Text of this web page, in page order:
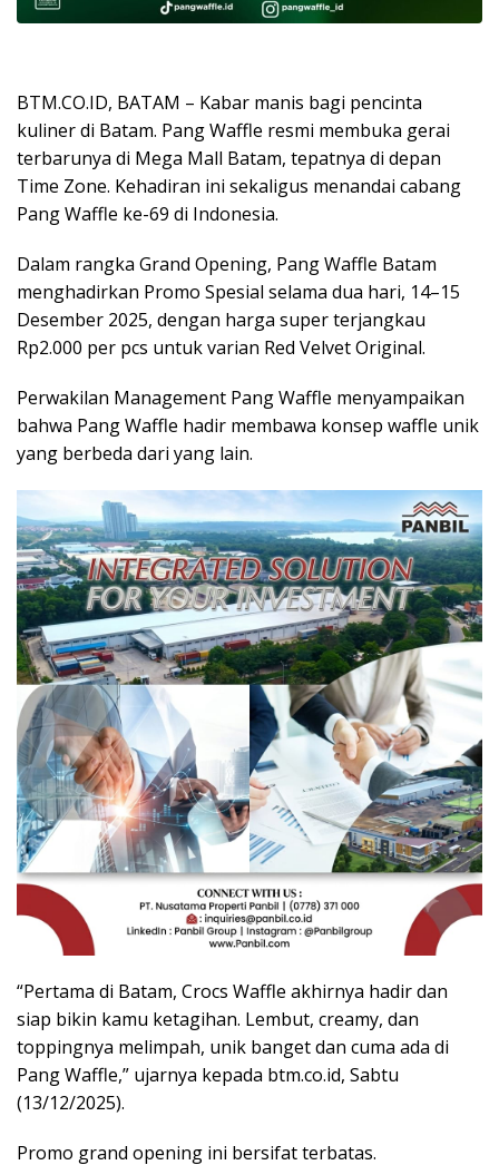
BTM.CO.ID, BATAM – Kabar manis bagi pencinta
kuliner di Batam. Pang Waffle resmi membuka gerai
terbarunya di Mega Mall Batam, tepatnya di depan
Time Zone. Kehadiran ini sekaligus menandai cabang
Pang Waffle ke-69 di Indonesia.
Dalam rangka Grand Opening, Pang Waffle Batam
menghadirkan Promo Spesial selama dua hari, 14–15
Desember 2025, dengan harga super terjangkau
Rp2.000 per pcs untuk varian Red Velvet Original.
Perwakilan Management Pang Waffle menyampaikan
bahwa Pang Waffle hadir membawa konsep waffle unik
yang berbeda dari yang lain.
“Pertama di Batam, Crocs Waffle akhirnya hadir dan
siap bikin kamu ketagihan. Lembut, creamy, dan
toppingnya melimpah, unik banget dan cuma ada di
Pang Waffle,” ujarnya kepada btm.co.id, Sabtu
(13/12/2025).
Promo grand opening ini bersifat terbatas.